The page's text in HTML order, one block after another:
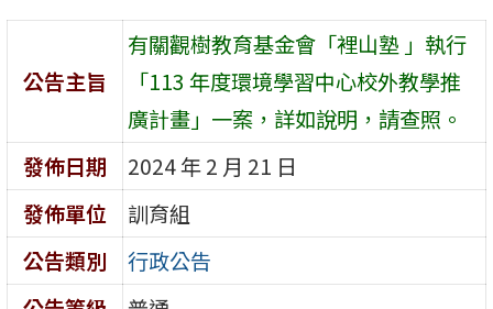
公告主旨
有關觀樹教育基金會「裡山塾 」執行
「113 年度環境學習中心校外教學推
廣計畫」一案，詳如說明，請查照。
發佈日期
2024 年 2 月 21 日
發佈單位
訓育組
公告類別
行政公告